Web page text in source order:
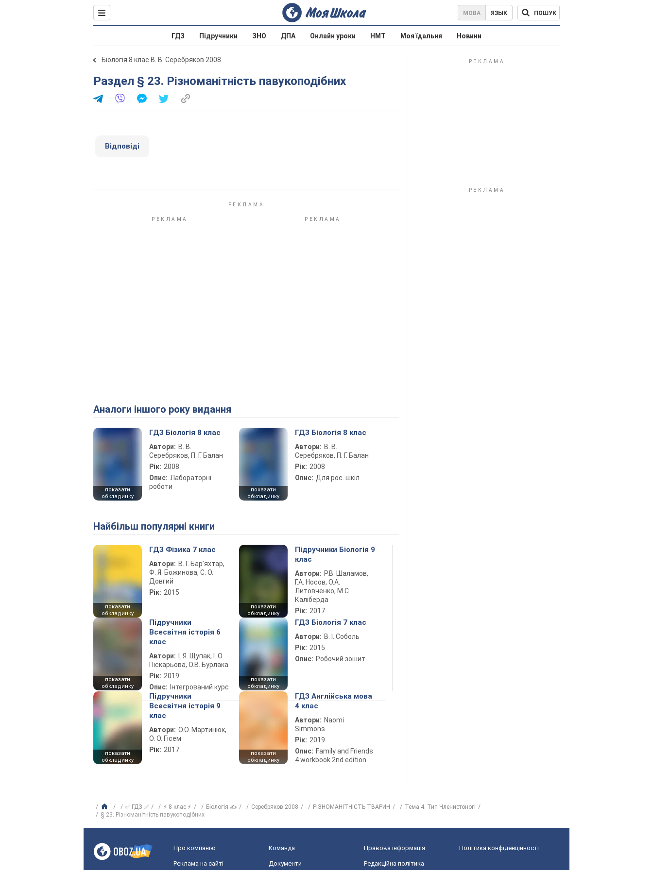
МОВА ЯЗЫК ПОШУК
ГДЗ Підручники ЗНО ДПА Онлайн уроки НМТ Моя їдальня Новини
Біологія 8 клас В. В. Серебряков 2008
Раздел § 23. Різноманітність павукоподібних
Відповіді
Аналоги іншого року видання
показати
обкладинку
ГДЗ Біологія 8 клас
Автори: В. В.
Серебряков, П. Г. Балан
Рік: 2008
Опис: Лабораторні
роботи
показати
обкладинку
ГДЗ Біологія 8 клас
Автори: В. В.
Серебряков, П. Г. Балан
Рік: 2008
Опис: Для рос. шкіл
Найбільш популярні книги
показати
обкладинку
ГДЗ Фізика 7 клас
Автори: В. Г. Бар’яхтар,
Ф. Я. Божинова, С. О.
Довгий
Рік: 2015
показати
обкладинку
Підручники Біологія 9
клас
Автори: Р.В. Шаламов,
Г.А. Носов, О.А.
Литовченко, М.С.
Каліберда
Рік: 2017
показати
обкладинку
Підручники
Всесвітня історія 6
клас
Автори:
І. Я. Щупак, І. О.
Піскарьова, О.В. Бурлака
Рік: 2019
Опис: Інтегрований курс
показати
обкладинку
ГДЗ Біологія 7 клас
Автори: В. І. Соболь
Рік: 2015
Опис: Робочий зошит
показати
обкладинку
Підручники
Всесвітня історія 9
клас
Автори: О.О. Мартинюк,
О. О. Гісем
Рік: 2017
показати
обкладинку
ГДЗ Англійська мова
4 клас
Автори: Naomi
Simmons
Рік: 2019
Опис: Family and Friends
4 workbook 2nd edition
✅ ГДЗ ✅ ⚡ 8 клас ⚡ Біологія ✍ Серебряков 2008 РІЗНОМАНІТНІСТЬ ТВАРИН
Тема 4. Тип Членистоногі
§ 23. Різноманітність павукоподібних
Про компанію Команда Правова інформація Політика конфіденційності
Реклама на сайті Документи Редакційна політика